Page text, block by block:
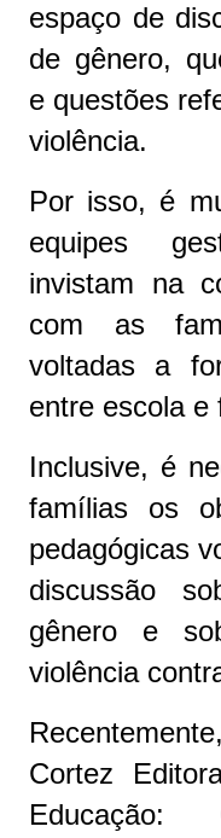
espaço de
de gênero,
e questões
violência.
Por isso, é
equipes
invistam na
com as
voltadas a
entre escola e
Inclusive, é
famílias os
pedagógicas
discussão
gênero e
violência
Cortez